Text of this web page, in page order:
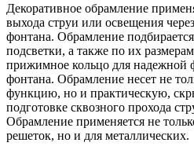
Декоративное обрамление
выхода струи или освещения
фонтана. Обрамление
подсветки, а также по их
прижимное кольцо для надежной
фонтана. Обрамление несет не
функцию, но и практическую,
подготовке сквозного прохода
Обрамление применяется не
решеток, но и для металлических.